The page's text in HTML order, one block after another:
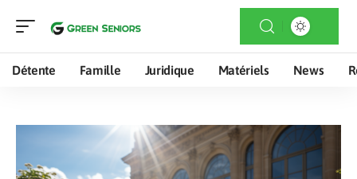
Détente Famille Juridique Matériels News